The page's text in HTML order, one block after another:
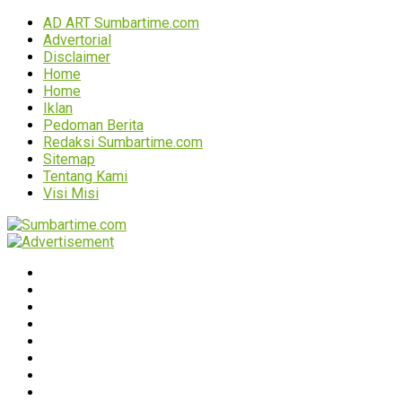
AD ART Sumbartime.com
Advertorial
Disclaimer
Home
Home
Iklan
Pedoman Berita
Redaksi Sumbartime.com
Sitemap
Tentang Kami
Visi Misi